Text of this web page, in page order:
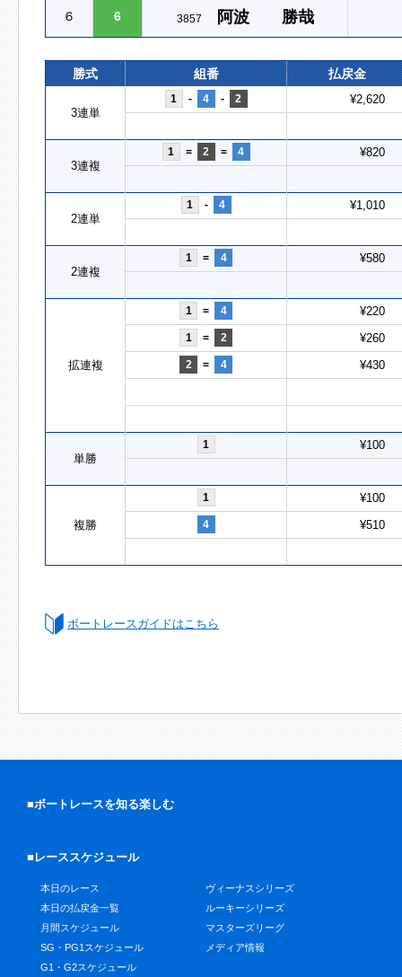
６ 6 3857 阿波 勝哉
勝式 組番 払戻金
3連単
1 - 4 - 2 ¥2,620
3連複
1 = 2 = 4 ¥820
2連単
1 - 4 ¥1,010
2連複
1 = 4 ¥580
拡連複
1 = 4 ¥220
1 = 2 ¥260
2 = 4 ¥430
単勝
1 ¥100
複勝
1 ¥100
4 ¥510
ボートレースガイドはこちら
■ボートレースを知る楽しむ
■レーススケジュール
本日のレース
本日の払戻金一覧
月間スケジュール
SG・PG1スケジュール
G1・G2スケジュール
ヴィーナスシリーズ
ルーキーシリーズ
マスターズリーグ
メディア情報